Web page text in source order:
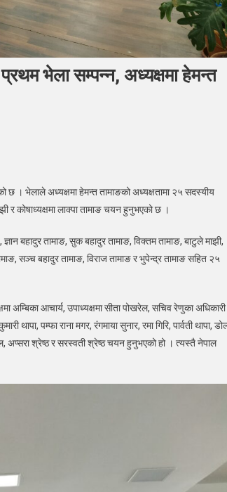
भेला सम्पन्न, अध्यक्षमा हेमन्त
छ । भेलाले अध्यक्षमा हेमन्त तामाङको अध्यक्षतामा २५ सदस्यीय
र कोषाध्यक्षमा लाक्पा तामाङ चयन हुनुभएको छ ।
बहादुर तामाङ, सुक बहादुर तामाङ, विक्तम तामाङ, बाटुले माझी,
सञ्च बहादुर तामाङ, विराज तामाङ र भुपेन्द्र तामाङ सहित २५
आचार्य, उपाध्यक्षमा सीता पोखरेल, सचिव रेणुका अधिकारी
पम्फा राना मगर, रंगमाया सुनार, रमा गिरि, पार्वती थापा,
अप्सरा श्रेष्ठ र सरस्वती श्रेष्ठ चयन हुनुभएको हो । त्यस्तै नेपाल